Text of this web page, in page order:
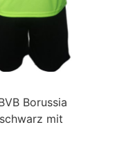
Borussia
mit